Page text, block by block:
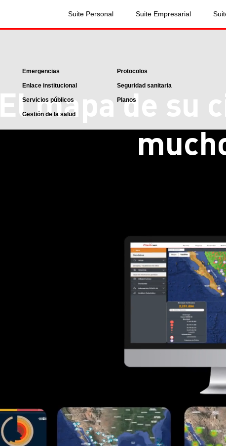
Suite Personal Suite Empresarial
Emergencias
Enlace institucional
Servicios públicos
Gestión de la salud
Protocolos
Seguridad sanitaria
Planos
El mapa de su